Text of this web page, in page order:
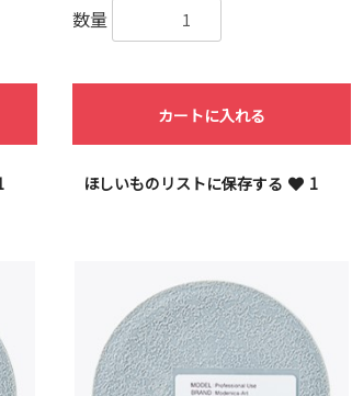
数量
カートに入れる
ほしいものリストに保存する 1